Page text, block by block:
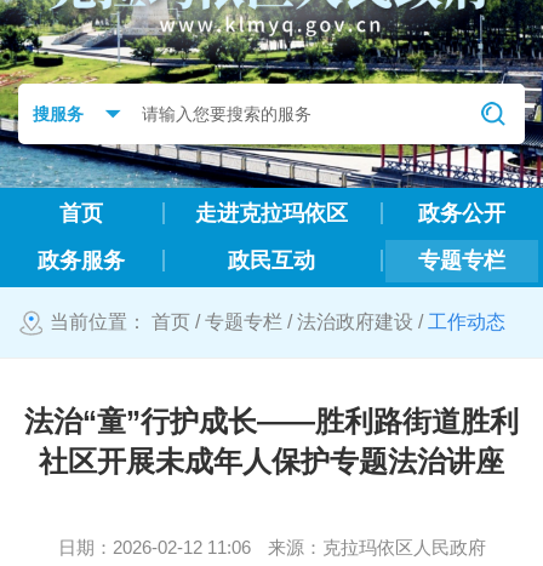
首页 走进克拉玛依区
政务公开
政务服务
政民互动 专题专栏
当前位置： 首页 /专题专栏 /法治政府建设 / 工作动态
法治“童”行护成长——胜利路街道胜利
社区开展未成年人保护专题法治讲座
日期： 2026-02-12 11:06 来源： 克拉玛依区人民政府